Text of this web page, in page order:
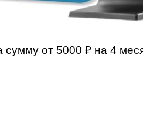
сумму от 5000 ₽ на 4